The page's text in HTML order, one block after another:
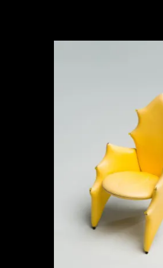
關於M+藏品
探索世界頂級的二十及二